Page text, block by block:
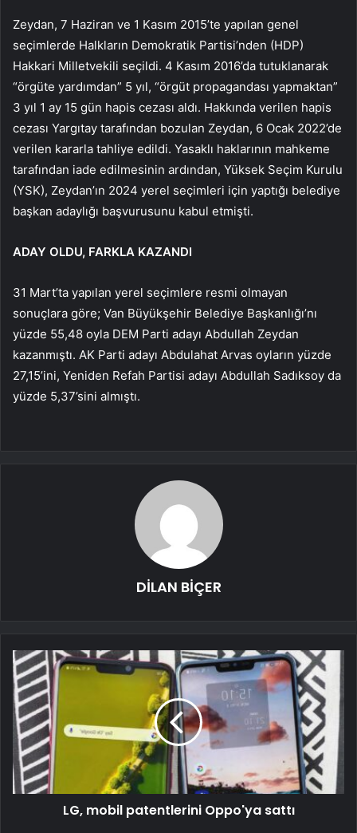
Zeydan, 7 Haziran ve 1 Kasım 2015’te yapılan genel
seçimlerde Halkların Demokratik Partisi’nden (HDP)
Hakkari Milletvekili seçildi. 4 Kasım 2016’da tutuklanarak
“örgüte yardımdan” 5 yıl, “örgüt propagandası yapmaktan”
3 yıl 1 ay 15 gün hapis cezası aldı. Hakkında verilen hapis
cezası Yargıtay tarafından bozulan Zeydan, 6 Ocak 2022’de
verilen kararla tahliye edildi. Yasaklı haklarının mahkeme
tarafından iade edilmesinin ardından, Yüksek Seçim Kurulu
(YSK), Zeydan’ın 2024 yerel seçimleri için yaptığı belediye
başkan adaylığı başvurusunu kabul etmişti.
ADAY OLDU, FARKLA KAZANDI
31 Mart’ta yapılan yerel seçimlere resmi olmayan
sonuçlara göre; Van Büyükşehir Belediye Başkanlığı’nı
yüzde 55,48 oyla DEM Parti adayı Abdullah Zeydan
kazanmıştı. AK Parti adayı Abdulahat Arvas oyların yüzde
27,15’ini, Yeniden Refah Partisi adayı Abdullah Sadıksoy da
yüzde 5,37’sini almıştı.
DİLAN BİÇER
LG, mobil patentlerini Oppo'ya sattı